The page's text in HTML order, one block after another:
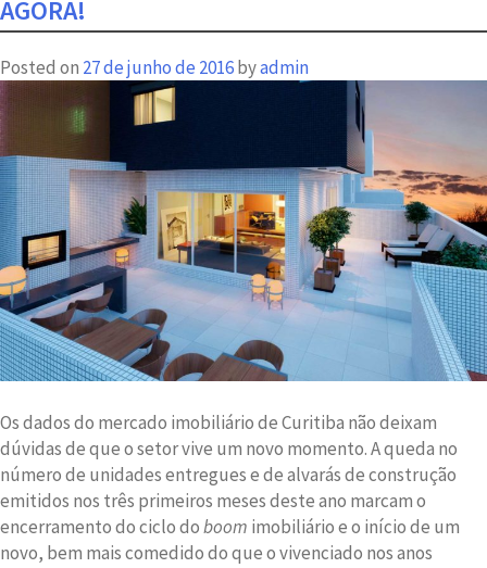
está
chegando
AGORA!
Posted on 27 de junho de 2016byadmin
Os dados do mercado imobiliário de Curitiba não deixam
dúvidas de que o setor vive um novo momento. A queda no
número de unidades entregues e de alvarás de construção
emitidos nos três primeiros meses deste ano marcam o
encerramento do ciclo doboom imobiliário e o início de um
novo, bem mais comedido do que o vivenciado nos anos